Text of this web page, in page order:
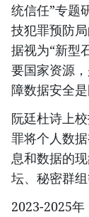
统信任”专题
技犯罪预防
据视为“新型
要国家资源
障数据安全
阮廷杜诗上
罪将个人数
息和数据的
坛、秘密群组
2023-2025